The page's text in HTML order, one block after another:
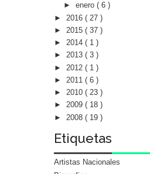
► enero ( 6 )
► 2016 ( 27 )
► 2015 ( 37 )
► 2014 ( 1 )
► 2013 ( 3 )
► 2012 ( 1 )
► 2011 ( 6 )
► 2010 ( 23 )
► 2009 ( 18 )
► 2008 ( 19 )
Etiquetas
Artistas Nacionales